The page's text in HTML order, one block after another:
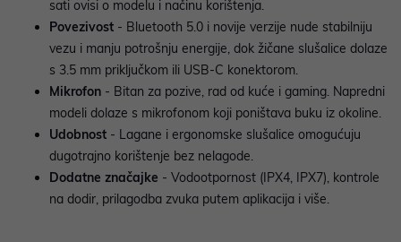
sati ovisi o modelu i načinu korištenja.
Povezivost - Bluetooth 5.0 i novije verzije nude stabilniju
vezu i manju potrošnju energije, dok žičane slušalice dolaze
s 3.5 mm priključkom ili USB-C konektorom.
Mikrofon - Bitan za pozive, rad od kuće i gaming. Napredni
modeli dolaze s mikrofonom koji poništava buku iz okoline.
Udobnost - Lagane i ergonomske slušalice omogućuju
dugotrajno korištenje bez nelagode.
Dodatne značajke - Vodootpornost (IPX4, IPX7), kontrole
na dodir, prilagodba zvuka putem aplikacija i više.